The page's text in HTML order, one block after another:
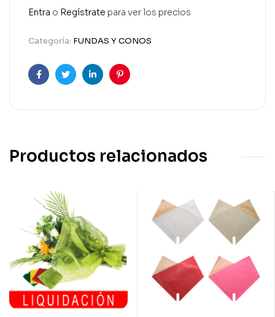
Entra o Regístrate para ver los precios
Categoría: FUNDAS Y CONOS
FacebookTwitterLinkedinPinterest
Productos relacionados